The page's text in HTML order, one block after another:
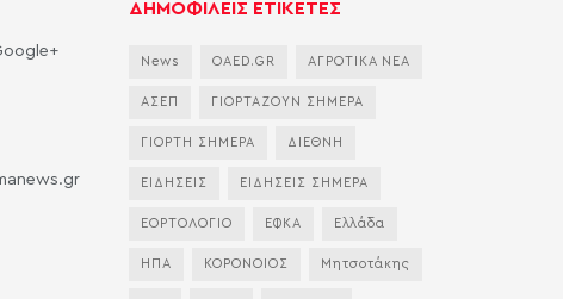
ΔΗΜΟΦΙΛΕΙΣ ΕΤΙΚΕΤΕΣ
News OAED.GR ΑΓΡΟΤΙΚΑ ΝΕΑ
ΑΣΕΠ ΓΙΟΡΤΑΖΟΥΝ ΣΗΜΕΡΑ
ΓΙΟΡΤΗ ΣΗΜΕΡΑ ΔΙΕΘΝΗ
ΕΙΔΗΣΕΙΣ ΕΙΔΗΣΕΙΣ ΣΗΜΕΡΑ
ΕΟΡΤΟΛΟΓΙΟ ΕΦΚΑ Ελλάδα
ΗΠΑ ΚΟΡΟΝΟΙΟΣ Μητσοτάκης